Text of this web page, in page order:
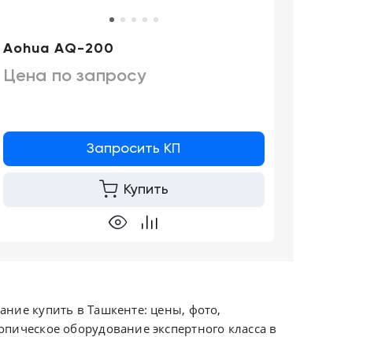
Aohua AQ-200
Цена по запросу
Запросить КП
Купить
купить в Ташкенте: цены, фото,
оборудование экспертного класса в